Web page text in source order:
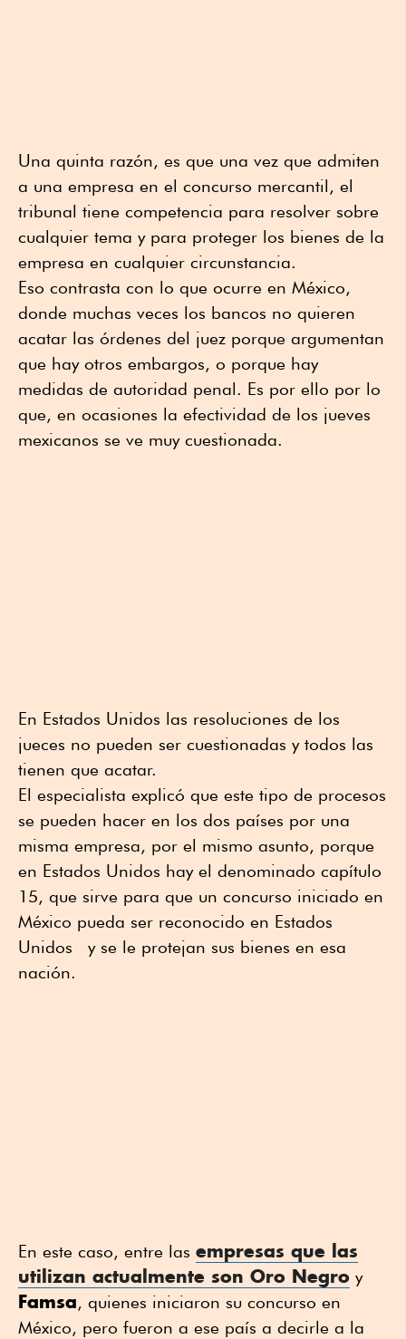
Una quinta razón, es que una vez que admiten
a una empresa en el concurso mercantil, el
tribunal tiene competencia para resolver sobre
cualquier tema y para proteger los bienes de la
empresa en cualquier circunstancia.
Eso contrasta con lo que ocurre en México,
donde muchas veces los bancos no quieren
acatar las órdenes del juez porque argumentan
que hay otros embargos, o porque hay
medidas de autoridad penal. Es por ello por lo
que, en ocasiones la efectividad de los jueves
mexicanos se ve muy cuestionada.
En Estados Unidos las resoluciones de los
jueces no pueden ser cuestionadas y todos las
tienen que acatar.
El especialista explicó que este tipo de procesos
se pueden hacer en los dos países por una
misma empresa, por el mismo asunto, porque
en Estados Unidos hay el denominado capítulo
15, que sirve para que un concurso iniciado en
México pueda ser reconocido en Estados
Unidos y se le protejan sus bienes en esa
nación.
En este caso, entre las empresas que las
utilizan actualmente son Oro Negro y
Famsa, quienes iniciaron su concurso en
México, pero fueron a ese país a decirle a la